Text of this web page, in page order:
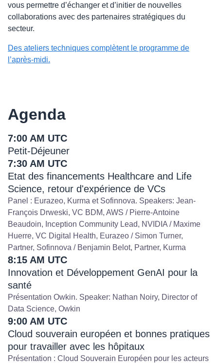
vous permettre d’échanger et d’initier de nouvelles
collaborations avec des partenaires stratégiques du
secteur.
Des ateliers techniques complètent le programme de
l’après-midi.
Agenda
7:00 AM UTC
Petit-Déjeuner
7:30 AM UTC
Etat des financements Healthcare and Life
Science, retour d'expérience de VCs
Panel : Eurazeo, Kurma et Sofinnova. Speakers: Jean-
François Drweski, VC BDM, AWS / Pierre-Antoine
Beaudoin, Inception Community Lead, NVIDIA / Maxime
Huerre, VC Digital Health, Eurazeo / Simon Turner,
Partner, Sofinnova / Benjamin Belot, Partner, Kurma
8:15 AM UTC
Innovation et Développement GenAI pour la
santé
Présentation Owkin. Speaker: Nathan Noiry, Director of
Data Science, Owkin
9:00 AM UTC
Cloud souverain européen et bonnes pratiques
pour travailler avec les hôpitaux
Présentation : Cloud Souverain Européen pour les acteurs